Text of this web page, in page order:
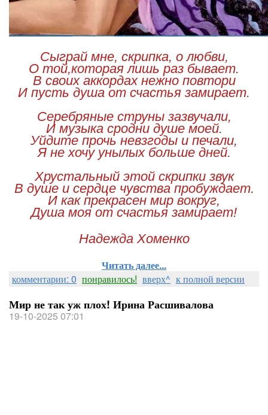
Сыграй мне, скрипка, о любви,
О той,которая лишь раз бывает.
В своих аккордах нежно повтори
И пусть душа от счастья замирает.
Серебряные струны зазвучали,
И музыка сродни душе моей.
Уйдите прочь невзгоды и печали,
Я не хочу унылых больше дней.
Хрустальный этой скрипки звук
В душе и сердце чувства пробуждает.
И как прекрасен мир вокруг,
Душа моя от счастья замирает!
Надежда Хоменко
Читать далее...
комментарии: 0 понравилось! вверх^ к полной версии
Мир не так уж плох! Ирина Расшивалова
19-10-2025 07:01